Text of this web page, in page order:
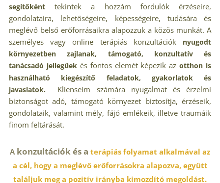
segítőkénttekintek a hozzám fordulók érzéseire,
gondolataira, lehetőségeire, képességeire, tudására és
meglévő belső erőforrásaikra alapozzuk a közös munkát. A
személyes vagy online terápiás konzultációk nyugodt
környezetben zajlanak, támogató, konzultatív és
tanácsadó jellegűek és fontos elemét képezik az otthon is
használható kiegészítő feladatok, gyakorlatok és
javaslatok. Klienseim számára nyugalmat és érzelmi
biztonságot adó, támogató környezet biztosítja, érzéseik,
gondolataik, valamint mély, fájó emlékeik, illetve traumáik
finom feltárását.
A konzultációk és a terápiás folyamat alkalmával az
a cél, hogy a meglévő erőforrásokra alapozva, együtt
találjuk meg a pozitív irányba kimozdító megoldást.